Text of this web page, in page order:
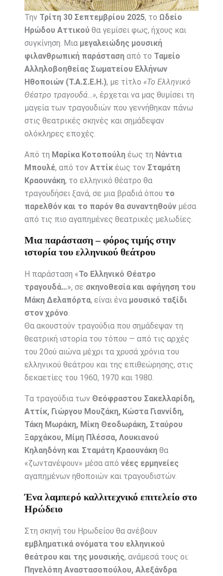
Την Τρίτη 30 Σεπτεμβρίου 2025, το Ωδείο
Ηρώδου Αττικούθα γεμίσει φως, ήχους και
συγκίνηση. Μια μεγαλειώδης μουσική
φιλανθρωπική παράστασηαπό το Ταμείο
Αλληλοβοηθείας Σωματείου Ελλήνων
Ηθοποιών (Τ.Α.Σ.Ε.Η.), με τίτλο «Το Ελληνικό
Θέατρο τραγουδά…», έρχεται να μας θυμίσει τη
μαγεία των τραγουδιών που γεννήθηκαν πάνω
στις θεατρικές σκηνές και σημάδεψαν
ολόκληρες εποχές.
Από τη Μαρίκα Κοτοπούληέως τη Νάντια
Μπουλέ, από τον Αττίκέως τον Σταμάτη
Κραουνάκη, το ελληνικό θέατρο θα
τραγουδήσει ξανά, σε μια βραδιά όπου το
παρελθόν και το παρόν θα συναντηθούνμέσα
από τις πιο αγαπημένες θεατρικές μελωδίες.
Μια παράσταση – φόρος τιμής στην
ιστορία του ελληνικού θεάτρου
Η παράσταση «Το Ελληνικό Θέατρο
τραγουδά…», σε σκηνοθεσία και αφήγηση του
Μάκη Δελαπόρτα, είναι ένα μουσικό ταξίδι
στον χρόνο
Θα ακουστούν τραγούδια που σημάδεψαν τη
θεατρική ιστορία του τόπου — από τις αρχές
του 20ού αιώνα μέχρι τα χρυσά χρόνια του
ελληνικού θεάτρου και της επιθεώρησης, στις
δεκαετίες του 1960, 1970 και 1980.
Τα τραγούδια των Θεόφραστου Σακελλαρίδη,
Αττίκ, Γιώργου Μουζάκη, Κώστα Γιαννίδη,
Τάκη Μωράκη, Μίκη Θεοδωράκη, Σταύρου
Ξαρχάκου, Μίμη Πλέσσα, Λουκιανού
Κηλαηδόνη και Σταμάτη Κραουνάκηθα
«ζωντανέψουν» μέσα από νέες ερμηνείες
αγαπημένων ηθοποιών και τραγουδιστών.
Ένα λαμπερό καλλιτεχνικό επιτελείο στο
Ηρώδειο
Στη σκηνή του Ηρωδείου θα ανέβουν
εμβληματικά ονόματα του ελληνικού
θεάτρου και της μουσικής, ανάμεσά τους οι:
Πηνελόπη Αναστασοπούλου, Αλεξάνδρα